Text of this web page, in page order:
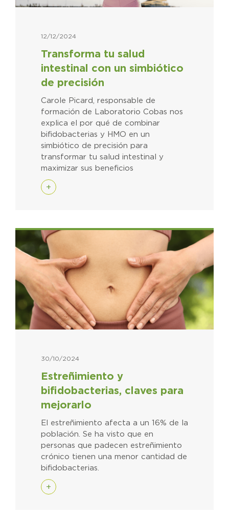
Transforma tu salud
intestinal con un simbiótico
de precisión
12/12/2024
Carole Picard, responsable de
formación de Laboratorio Cobas nos
explica el por qué de combinar
bifidobacterias y HMO en un
simbiótico de precisión para
transformar tu salud intestinal y
maximizar sus beneficios
+
Estreñimiento y
bifidobacterias, claves para
mejorarlo
30/10/2024
El estreñimiento afecta a un 16% de la
población. Se ha visto que en
personas que padecen estreñimiento
crónico tienen una menor cantidad de
bifidobacterias.
+